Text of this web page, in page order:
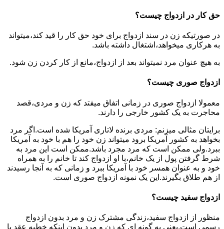
حق کار در ازدواج چیست؟
در صورتیکه زن در سند ازدواج برای خود حق کار را قید کند،میتواند
به هرکاری میخواهد،اشتغال داشته باشد.
به هیچ عنوان مرد نمیتواند بعد از ازدواج،مانع از کار کردن زن شود.
ازدواج صوری چیست؟
معمولا ازدواج صوری در زمانی اتفاق میفتد که زن و مردی،قصد
محاجرت به یک کشور خارجی را دارند.
برایتان مثالی میزنم: مردی برنده لاتاری آمریکا شده است.اگر مرد
بخواهد به کشور آمریکا برود میتواند زن خود را هم با خود به آمریکا
ببرد.ولی ممکن است که مرد مجرد باشد.ممکن است این مرد به
شرط گرفتن پول از یک خانم،با او ازدواج کند تا خانم را به همراه
خود و به عنوان همسر خود با آمریکا ببرد و زمانی که به آنجا رسیدند
از هم طلاق بگیرند.این یک نمونه ازدواج صوری است.
ازدواج سفید چیست؟
منظور از ازدواج سفید،زندگی مشترک زن و مرد بدون ازدواج
رسمی است.یعنی به گونه ای که زن و مرد بدون اینکه خطبه عقد یا